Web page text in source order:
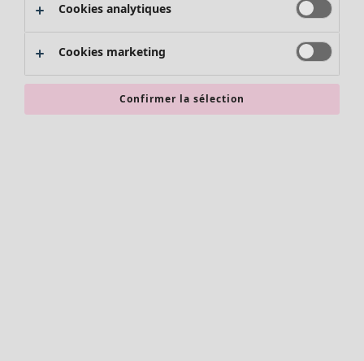
Promos SOLDES
Les promos de Gudrun Sjödén
Nouvel arrivage
Bonnes affaires en soldes - jusqu'à -70
Cookies analytiques
Cookies marketing
Confirmer la sélection